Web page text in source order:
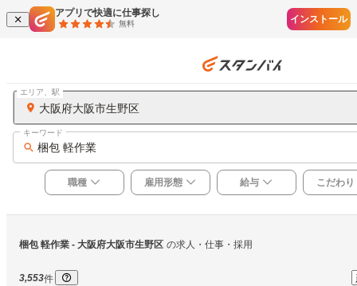
アプリで快適に仕事探し
無料 インストール
大阪府大阪市生野区
エリア、駅
梱包 軽作業
キーワード
職種 雇用形態 給与 こだわり
梱包 軽作業 - 大阪府大阪市生野区 の求人・仕事・採用
3,553件